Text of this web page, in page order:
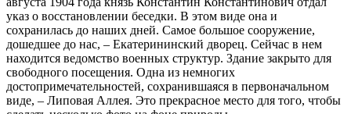
указ о восстановлении беседки. В этом виде она и
сохранилась до наших дней. Самое большое сооружение,
дошедшее до нас, – Екатерининский дворец. Сейчас в нем
находится ведомство военных структур. Здание закрыто для
свободного посещения. Одна из немногих
достопримечательностей, сохранившаяся в первоначальном
виде, – Липовая Аллея. Это прекрасное место для того, чтобы